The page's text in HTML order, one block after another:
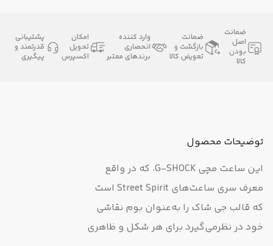
ضمانت
اصل
بودن
کالا
ضمانت
بازگشت و
تعویض کالا
وارد کننده
انحصاری
برندهای معتبر
امکان
تحویل
اکسپرس
پشتیبانی
قدرتمند و
پیگیری
توضیحات محصول
این ساعت مچی G-SHOCK، که در واقع
معرف سری ساعت‌های Street Spirit است
که قالب جی شاک را به‌عنوان بوم نقاشی
خود در نظرمی‌گیرد برای هر شکل و ظاهری